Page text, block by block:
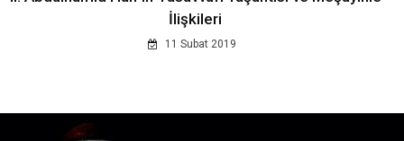
İlişkileri
11 Subat 2019